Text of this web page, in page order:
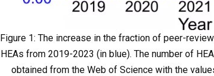
Figure 1: The increase in the fraction of peer-
HEAs from 2019-2023 (in blue). The number of
obtained from the Web of Science with the